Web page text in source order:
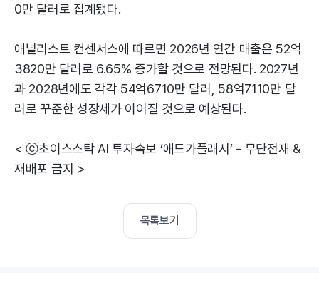
0만 달러로 집계됐다.
애널리스트 컨센서스에 따르면 2026년 연간 매출은 52억
3820만 달러로 6.65% 증가할 것으로 전망된다. 2027년
과 2028년에도 각각 54억6710만 달러, 58억7110만 달
러로 꾸준한 성장세가 이어질 것으로 예상된다.
< ⓒ초이스스탁 AI 투자속보 ‘애드가플래시’ - 무단전재 &
재배포 금지 >
목록보기